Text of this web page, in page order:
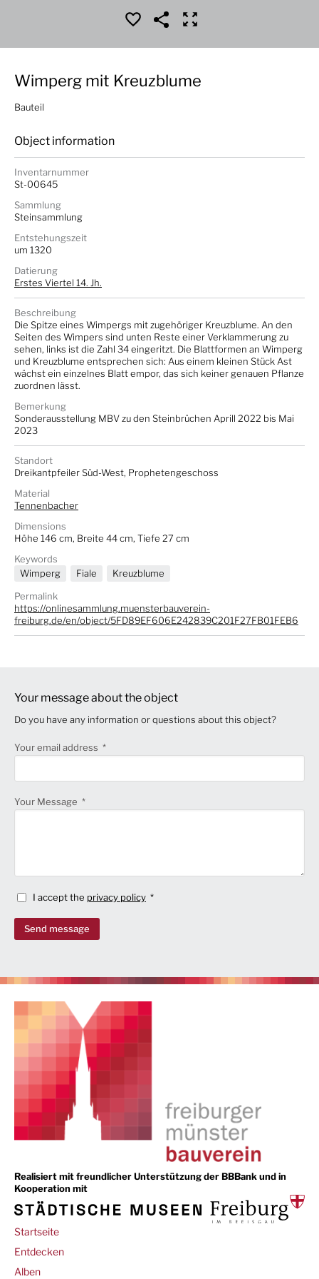
Wimperg mit Kreuzblume
Bauteil
Object information
Inventarnummer
St-00645
Sammlung
Steinsammlung
Entstehungszeit
um 1320
Datierung
Erstes Viertel 14. Jh.
Beschreibung
Die Spitze eines Wimpergs mit zugehöriger Kreuzblume. An den
Seiten des Wimpers sind unten Reste einer Verklammerung zu
sehen, links ist die Zahl 34 eingeritzt. Die Blattformen an Wimperg
und Kreuzblume entsprechen sich: Aus einem kleinen Stück Ast
wächst ein einzelnes Blatt empor, das sich keiner genauen Pflanze
zuordnen lässt.
Bemerkung
Sonderausstellung MBV zu den Steinbrüchen Aprill 2022 bis Mai
2023
Standort
Dreikantpfeiler Süd-West, Prophetengeschoss
Material
Tennenbacher
Dimensions
Höhe 146 cm, Breite 44 cm, Tiefe 27 cm
Keywords
Wimperg
Fiale
Kreuzblume
Permalink
https://onlinesammlung.muensterbauverein-
freiburg.de/en/object/5FD89EF606E242839C201F27FB01FEB6
Your message about the object
Do you have any information or questions about this object?
Your email address
Your Message
I accept the privacy policy
Send message
Realisiert mit freundlicher Unterstützung der BBBank und in
Kooperation mit
Main
navigation
Startseite
Entdecken
Alben